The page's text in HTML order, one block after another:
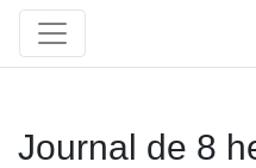
Journal de 8